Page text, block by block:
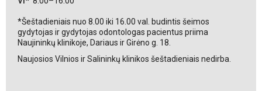
*Šeštadieniais nuo 8.00 iki 16.00 val. budintis šeimos
gydytojas ir gydytojas odontologas pacientus priima
Naujininkų klinikoje, Dariaus ir Girėno g. 18.
Naujosios Vilnios ir Salininkų klinikos šeštadieniais nedirba.